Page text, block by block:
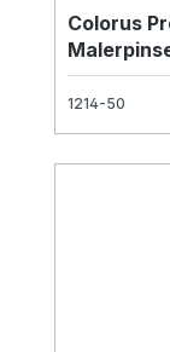
Colorus
1214-50